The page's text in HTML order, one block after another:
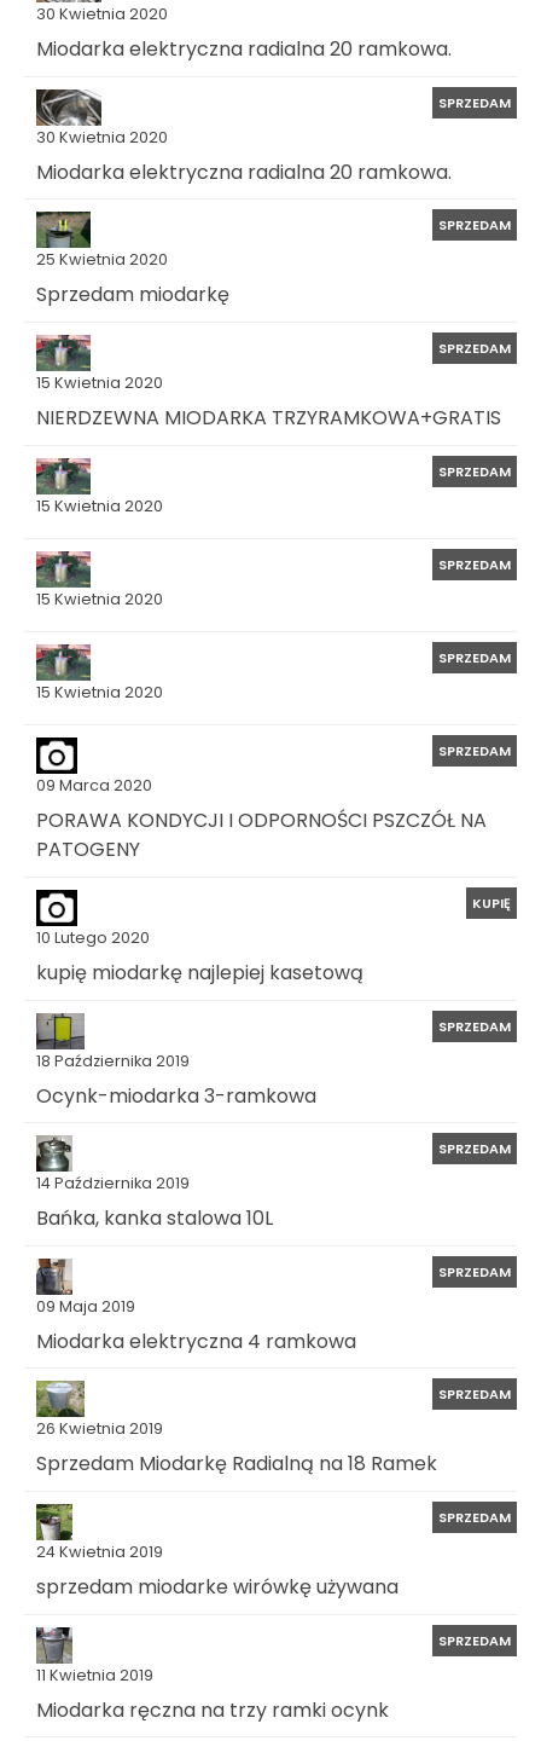
30 Kwietnia 2020
Miodarka elektryczna radialna 20 ramkowa.
30 Kwietnia 2020
SPRZEDAM
Miodarka elektryczna radialna 20 ramkowa.
25 Kwietnia 2020
SPRZEDAM
Sprzedam miodarkę
15 Kwietnia 2020
SPRZEDAM
NIERDZEWNA MIODARKA TRZYRAMKOWA+GRATIS
15 Kwietnia 2020
SPRZEDAM
15 Kwietnia 2020
SPRZEDAM
15 Kwietnia 2020
SPRZEDAM
09 Marca 2020
SPRZEDAM
PORAWA KONDYCJI I ODPORNOŚCI PSZCZÓŁ NA
PATOGENY
10 Lutego 2020
KUPIĘ
kupię miodarkę najlepiej kasetową
18 Października 2019
SPRZEDAM
Ocynk-miodarka 3-ramkowa
14 Października 2019
SPRZEDAM
Bańka, kanka stalowa 10L
09 Maja 2019
SPRZEDAM
Miodarka elektryczna 4 ramkowa
26 Kwietnia 2019
SPRZEDAM
Sprzedam Miodarkę Radialną na 18 Ramek
24 Kwietnia 2019
SPRZEDAM
sprzedam miodarke wirówkę używana
11 Kwietnia 2019
SPRZEDAM
Miodarka ręczna na trzy ramki ocynk